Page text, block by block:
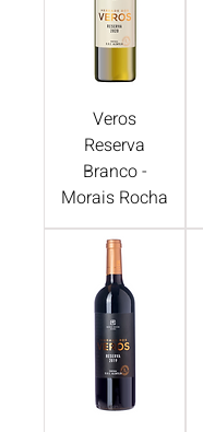
Veros
Reserva
Branco -
Morais Rocha